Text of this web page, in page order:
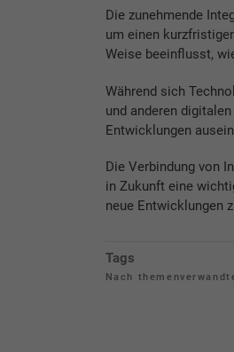
Die zunehmende
um einen
Weise beeinflusst,
Während sich
und anderen
Entwicklungen
Die Verbindung von
in Zukunft eine
neue Entwicklungen
Tags
Nach